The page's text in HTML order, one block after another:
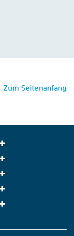
Zum Seitenanfang